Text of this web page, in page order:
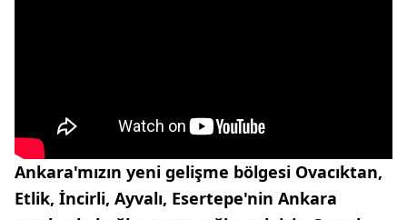
Ankara'mızın yeni gelişme bölgesi Ovacıktan,
Etlik, İncirli, Ayvalı, Esertepe'nin Ankara